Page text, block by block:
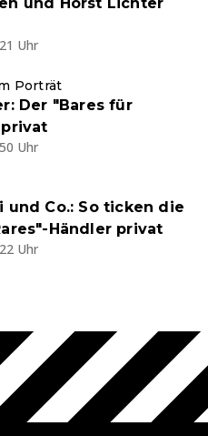
Uhr
Porträt
Der "Bares für
privat
Uhr
und Co.: So ticken die
Händler privat
Uhr